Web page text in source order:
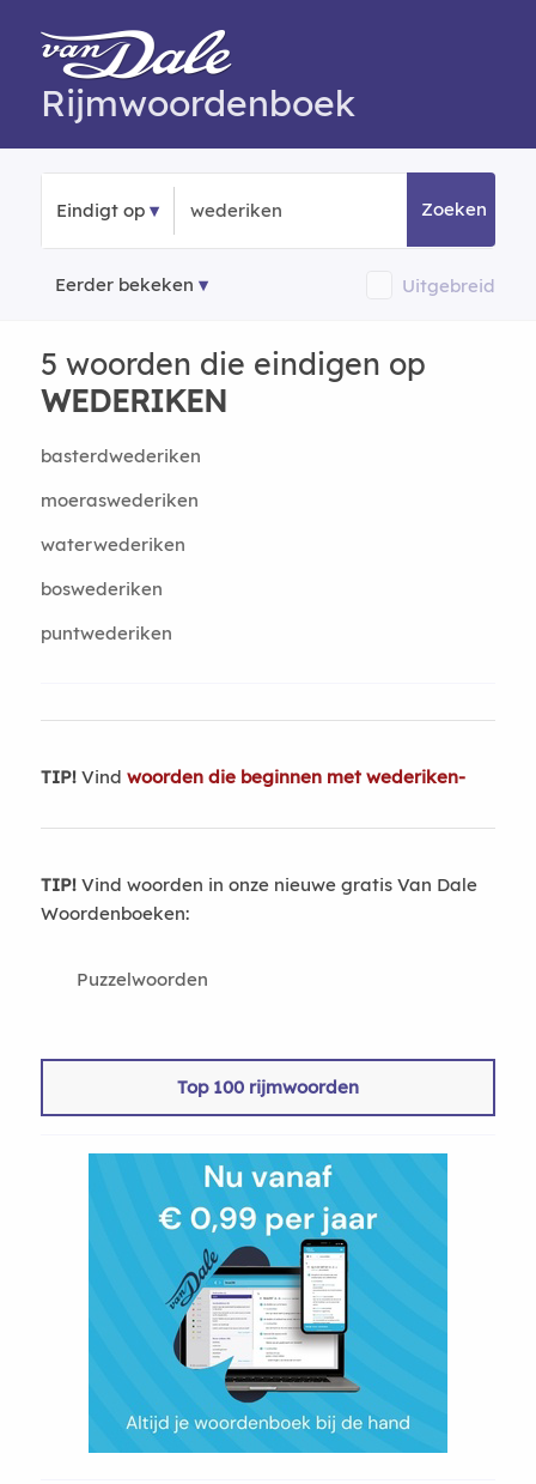
Rijmwoordenboek
Eindigt op Zoeken
Eerder bekeken Uitgebreid
5 woorden die eindigen op
WEDERIKEN
basterdwederiken
moeraswederiken
waterwederiken
boswederiken
puntwederiken
TIP!Vind woorden die beginnen met wederiken-
TIP!Vind woorden in onze nieuwe gratis Van Dale
Woordenboeken:
Puzzelwoorden
Top 100 rijmwoorden